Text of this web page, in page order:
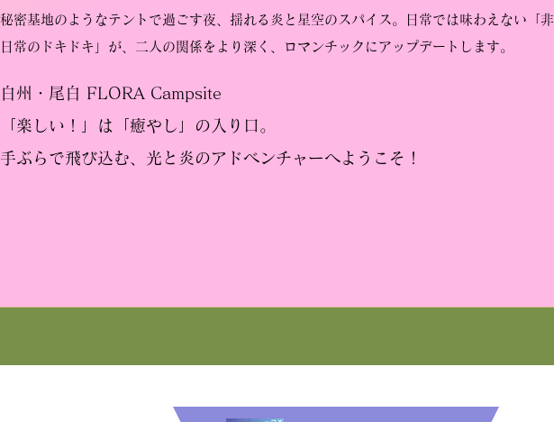
秘密基地のようなテントで過ごす夜、揺れる炎と星空のスパイス。日常では味わえない「非
日常のドキドキ」が、二人の関係をより深く、ロマンチックにアップデートします。
白州・尾白 FLORA Campsite
「楽しい！」は「癒やし」の入り口。
手ぶらで飛び込む、光と炎のアドベンチャーへようこそ！